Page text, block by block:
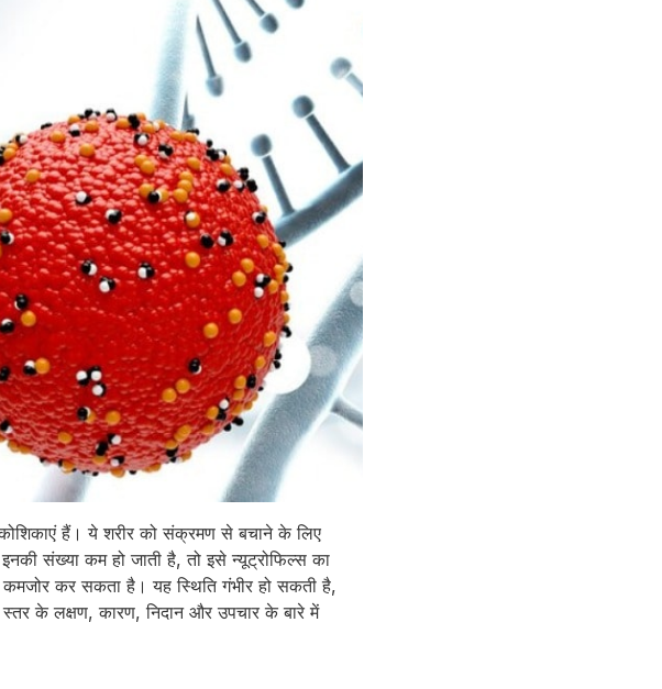
कोशिकाएं हैं। ये शरीर को संक्रमण से बचाने के लिए
संख्या कम हो जाती है, तो इसे न्यूट्रोफिल्स का
कमजोर कर सकता है। यह स्थिति गंभीर हो सकती है,
के लक्षण, कारण, निदान और उपचार के बारे में